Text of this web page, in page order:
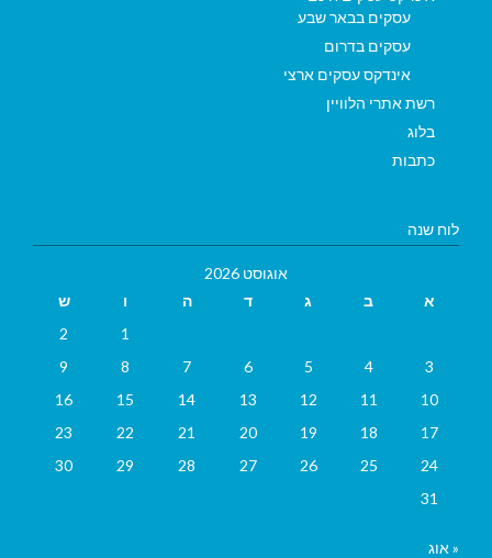
עסקים בבאר שבע
עסקים בדרום
אינדקס עסקים ארצי
רשת אתרי הלוויין
בלוג
כתבות
לוח שנה
אוגוסט 2026
א
ב ג ד ה ו
ש
1
2
3
4
5
6
7
8
9
10
11
12
13
14
15
16
17
18
19
20
21
22
23
24
25
26
27
28
29
30
31
« אוג